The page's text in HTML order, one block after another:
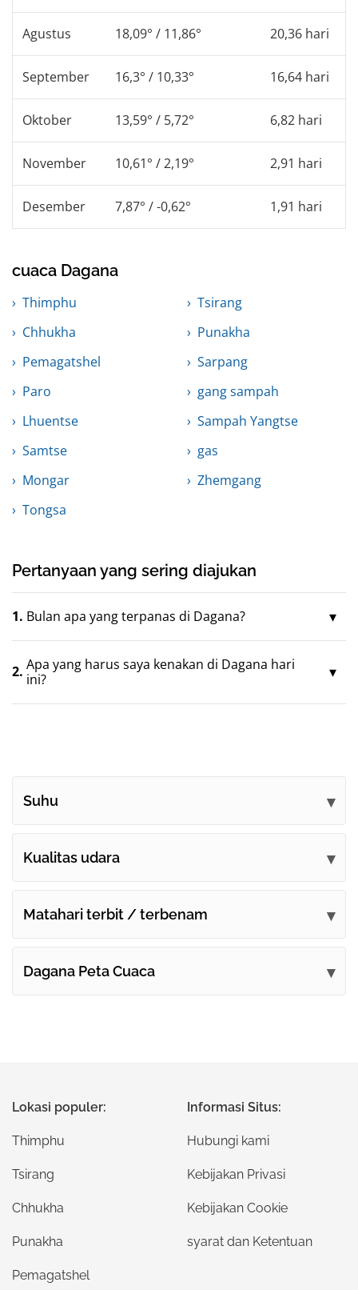
Agustus 18,09° / 11,86° 20,36 hari
September 16,3° / 10,33° 16,64 hari
Oktober 13,59° / 5,72° 6,82 hari
November 10,61° / 2,19° 2,91 hari
Desember 7,87° / -0,62° 1,91 hari
cuaca Dagana
Thimphu
Tsirang
Chhukha
Punakha
Pemagatshel
Sarpang
Paro
gang sampah
Lhuentse
Sampah Yangtse
Samtse
gas
Mongar
Zhemgang
Tongsa
Pertanyaan yang sering diajukan
1. Bulan apa yang terpanas di Dagana?
2. Apa yang harus saya kenakan di Dagana hari
ini?
Suhu
Kualitas udara
Matahari terbit / terbenam
Dagana Peta Cuaca
Lokasi populer:
Thimphu
Tsirang
Chhukha
Punakha
Pemagatshel
Informasi Situs:
Hubungi kami
Kebijakan Privasi
Kebijakan Cookie
syarat dan Ketentuan